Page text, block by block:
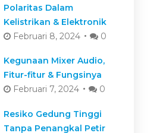
Polaritas Dalam
Kelistrikan & Elektronik
Februari 8, 2024
0
Kegunaan Mixer Audio,
Fitur-fitur & Fungsinya
Februari 7, 2024
0
Resiko Gedung Tinggi
Tanpa Penangkal Petir